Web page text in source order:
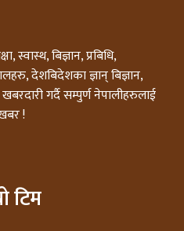
स्वास्थ, बिज्ञान, प्रबिधि,
देशबिदेशका ज्ञान् बिज्ञान,
गर्दै सम्पुर्ण नेपालीहरुलाई
!
टिम